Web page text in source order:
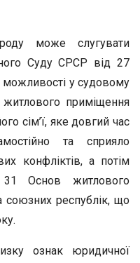
може слугувати
Суду СРСР від 27
у судовому
приміщення
сім’ї, яке довгий час
та сприяло
конфліктів, а потім
Основ житлового
республік, що
ознак юридичної